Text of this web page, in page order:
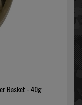
Basket - 40g